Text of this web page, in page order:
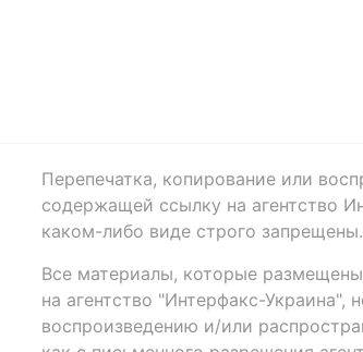
Перепечатка, копирование или
содержащей ссылку на агентство
каком-либо виде строго запрещены.
Все материалы, которые
на агентство "Интерфакс-Украина",
воспроизведению и/или